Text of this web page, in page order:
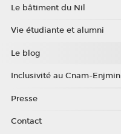
Le bâtiment du Nil
Vie étudiante et alumni
Le blog
Inclusivité au Cnam-Enjmin
Presse
Contact